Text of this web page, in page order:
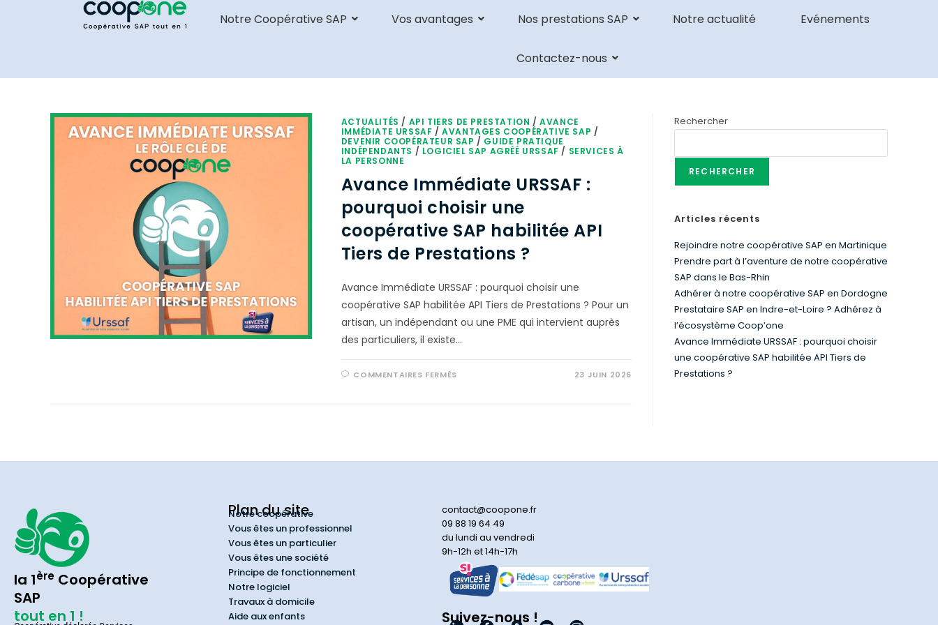
Notre Coopérative SAP Vos avantages Nos prestations SAP Notre actualité Evénements
Contactez-nous
ACTUALITÉS / API TIERS DE PRESTATION /AVANCE
IMMÉDIATE URSSAF /AVANTAGES COOPÉRATIVE SAP /
DEVENIR COOPÉRATEUR SAP / GUIDE PRATIQUE
INDÉPENDANTS / LOGICIEL SAP AGRÉÉ URSSAF / SERVICES À
LA PERSONNE
Avance Immédiate URSSAF :
pourquoi choisir une
coopérative SAP habilitée API
Tiers de Prestations ?
Avance Immédiate URSSAF : pourquoi choisir une
coopérative SAP habilitée API Tiers de Prestations ? Pour un
artisan, un indépendant ou une PME qui intervient auprès
des particuliers, il existe…
COMMENTAIRES FERMÉS 23 JUIN 2026
Rechercher
RECHERCHER
Articles récents
Rejoindre notre coopérative SAP en Martinique
Prendre part à l’aventure de notre coopérative
SAP dans le Bas-Rhin
Adhérer à notre coopérative SAP en Dordogne
Prestataire SAP en Indre-et-Loire ? Adhérez à
l’écosystème Coop’one
Avance Immédiate URSSAF : pourquoi choisir
une coopérative SAP habilitée API Tiers de
Prestations ?
la 1ère Coopérative
SAP
tout en 1 !
Plan du site
Notre coopérative
Vous êtes un professionnel
Vous êtes un particulier
Vous êtes une société
Principe de fonctionnement
Notre logiciel
Travaux à domicile
Aide aux enfants
contact@coopone.fr
09 88 19 64 49
du lundi au vendredi
9h-12h et 14h-17h
Suivez-nous !